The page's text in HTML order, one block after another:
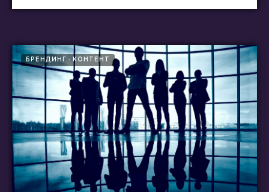
БРЕНДИНГ КОНТЕНТ